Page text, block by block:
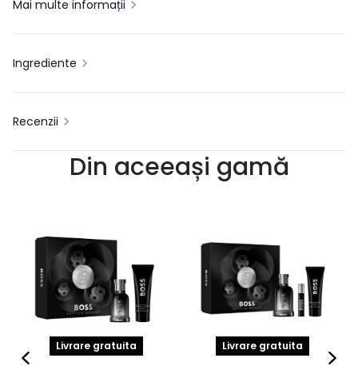
Mai multe informații
Ingrediente
Recenzii
Din aceeași gamă
Livrare gratuita Livrare gratuita